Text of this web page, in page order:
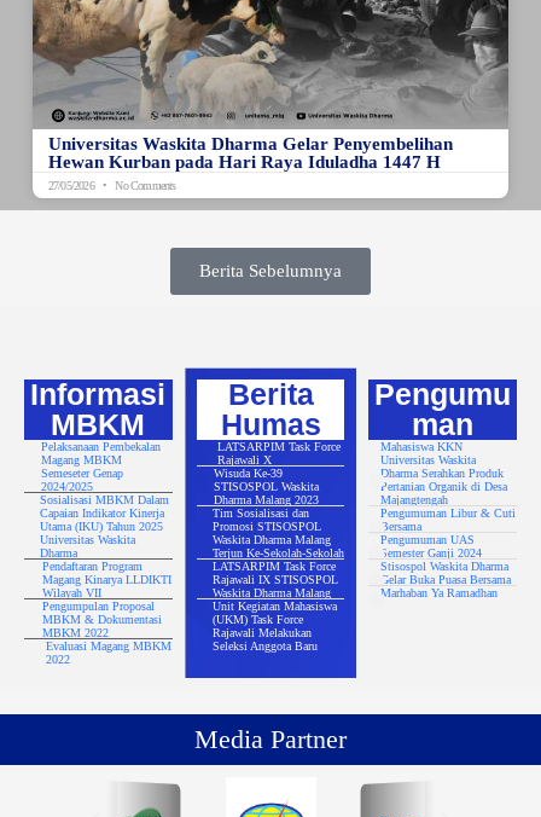
Universitas Waskita Dharma Gelar Penyembelihan
Hewan Kurban pada Hari Raya Iduladha 1447 H
27/05/2026 No Comments
Berita Sebelumnya
Informasi
MBKM
Pelaksanaan Pembekalan
Magang MBKM
Semeseter Genap
2024/2025
Sosialisasi MBKM Dalam
Capaian Indikator Kinerja
Utama (IKU) Tahun 2025
Universitas Waskita
Dharma
Pendaftaran Program
Magang Kinarya LLDIKTI
Wilayah VII
Pengumpulan Proposal
MBKM & Dokumentasi
MBKM 2022
Evaluasi Magang MBKM
2022
Berita
Humas
LATSARPIM Task Force
Rajawali X
Wisuda Ke-39
STISOSPOL Waskita
Dharma Malang 2023
Tim Sosialisasi dan
Promosi STISOSPOL
Waskita Dharma Malang
Terjun Ke-Sekolah-Sekolah
LATSARPIM Task Force
Rajawali IX STISOSPOL
Waskita Dharma Malang
Unit Kegiatan Mahasiswa
(UKM) Task Force
Rajawali Melakukan
Seleksi Anggota Baru
Pengumu
man
Mahasiswa KKN
Universitas Waskita
Dharma Serahkan Produk
Pertanian Organik di Desa
Majangtengah
Pengumuman Libur & Cuti
Bersama
Pengumuman UAS
Semester Ganji 2024
Stisospol Waskita Dharma
Gelar Buka Puasa Bersama
Marhaban Ya Ramadhan
Media Partner